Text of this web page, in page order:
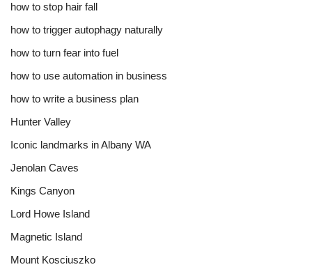
how to stop hair fall
how to trigger autophagy naturally
how to turn fear into fuel
how to use automation in business
how to write a business plan
Hunter Valley
Iconic landmarks in Albany WA
Jenolan Caves
Kings Canyon
Lord Howe Island
Magnetic Island
Mount Kosciuszko